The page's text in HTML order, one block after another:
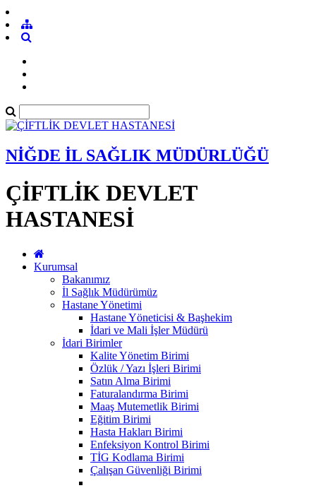
NİĞDE İL SAĞLIK MÜDÜRLÜĞÜ
ÇİFTLİK DEVLET
HASTANESİ
Kurumsal
Bakanımız
İl Sağlık Müdürümüz
Hastane Yönetimi
Hastane Yöneticisi & Başhekim
İdari ve Mali İşler Müdürü
İdari Birimler
Kalite Yönetim Birimi
Özlük / Yazı İşleri Birimi
Satın Alma Birimi
Faturalandırma Birimi
Maaş Mutemetlik Birimi
Eğitim Birimi
Hasta Hakları Birimi
Enfeksiyon Kontrol Birimi
TİG Kodlama Birimi
Çalışan Güvenliği Birimi